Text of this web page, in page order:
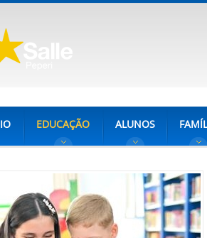
EDUCAÇÃO ALUNOS